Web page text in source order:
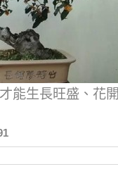
能生長旺盛、花開